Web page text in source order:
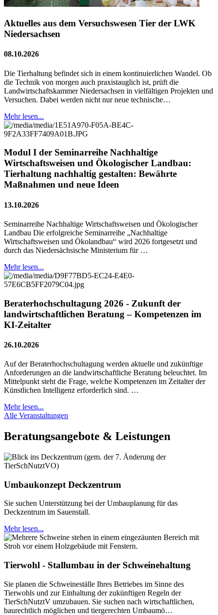
Aktuelles aus dem Versuchswesen Tier der LWK
Niedersachsen
08.10.2026
Die Tierhaltung befindet sich in einem kontinuierlichen Wandel. Ob
die Technik von morgen auch praxistauglich ist, prüft die
Landwirtschaftskammer Niedersachsen in vielfältigen Projekten und
Versuchen. Dabei werden nicht nur neue technische…
Mehr lesen...
Modul I der Seminarreihe Nachhaltige
Wirtschaftsweisen und Ökologischer Landbau:
Tierhaltung nachhaltig gestalten: Bewährte
Maßnahmen und neue Ideen
13.10.2026
Seminarreihe Nachhaltige Wirtschaftsweisen und Ökologischer
Landbau Die erfolgreiche Seminarreihe „Nachhaltige
Wirtschaftsweisen und Ökolandbau“ wird 2026 fortgesetzt und
durch das Niedersächsische Ministerium für …
Mehr lesen...
Beraterhochschultagung 2026 - Zukunft der
landwirtschaftlichen Beratung – Kompetenzen im
KI-Zeitalter
26.10.2026
Auf der Beraterhochschultagung werden aktuelle und zukünftige
Anforderungen an die landwirtschaftliche Beratung beleuchtet. Im
Mittelpunkt steht die Frage, welche Kompetenzen im Zeitalter der
Künstlichen Intelligenz erforderlich sind. …
Mehr lesen...
Alle Veranstaltungen
Beratungsangebote & Leistungen
Umbaukonzept Deckzentrum
Sie suchen Unterstützung bei der Umbauplanung für das
Deckzentrum im Sauenstall.
Mehr lesen...
Tierwohl - Stallumbau in der Schweinehaltung
Sie planen die Schweineställe Ihres Betriebes im Sinne des
Tierwohls und zur Einhaltung der zukünftigen Regeln der
TierSchNutztV umzubauen. Sie suchen nach wirtschaftlichen,
baurechtlich möglichen und tiergerechten Umbaumö…